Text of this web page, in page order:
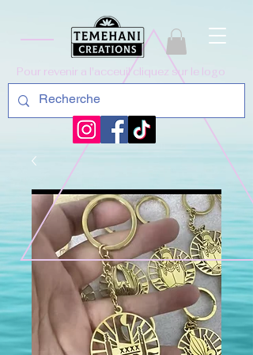
Pour revenir a l'acceuil cliquez sur le logo